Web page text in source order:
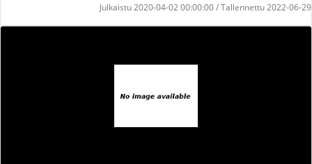
Julkaistu 2020-04-02 00:00:00 / Tallennettu 2022-06-29